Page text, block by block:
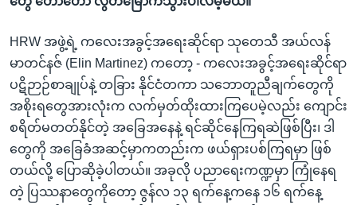
HRW အဖွဲ့ရဲ့ ကလေးအခွင့်အရေးဆိုင်ရာ သုတေသီ အယ်လန်
မာတင်နဇ် (Elin Martinez) ကတော့ - ကလေးအခွင့်အရေးဆိုင်ရာ
ပဋိဉာဉ်စာချုပ်နဲ့ တခြား နိုင်ငံတကာ သဘောတူညီချက်တွေကို
အစိုးရတွေအားလုံးက လက်မှတ်ထိုးထားကြပေမဲ့လည်း ကျောင်း
စရိတ်မတတ်နိုင်တဲ့ အခြေအနေနဲ့ ရင်ဆိုင်နေကြရဆဲဖြစ်ပြီး၊ ဒါ
တွေကို အခြေခံအဆင့်မှာကတည်းက ဖယ်ရှားပစ်ကြရမှာ ဖြစ်
တယ်လို့ ပြောဆိုခဲ့ပါတယ်။ အခုလို ပညာရေးကဏ္ဍမှာ ကြုံနေရ
တဲ့ ပြဿနာတွေကိုတော့ ဇွန်လ ၁၃ ရက်နေ့ကနေ ၁၆ ရက်နေ့